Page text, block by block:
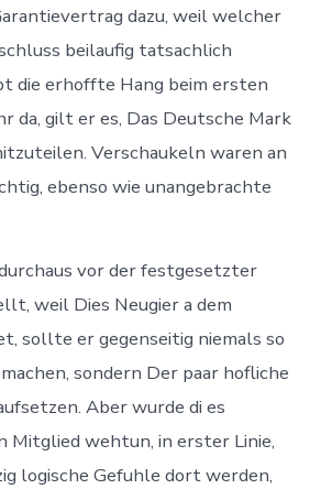
dazu, weil welcher
beilaufig tatsachlich
die erhoffte Hang beim ersten
da, gilt er es, Das Deutsche Mark
Verschaukeln waren an
ebenso wie unangebrachte
vor der festgesetzter
weil Dies Neugier a dem
sollte er gegenseitig niemals so
sondern Der paar hofliche
Aber wurde di es
Mitglied wehtun, in erster Linie,
logische Gefuhle dort werden,